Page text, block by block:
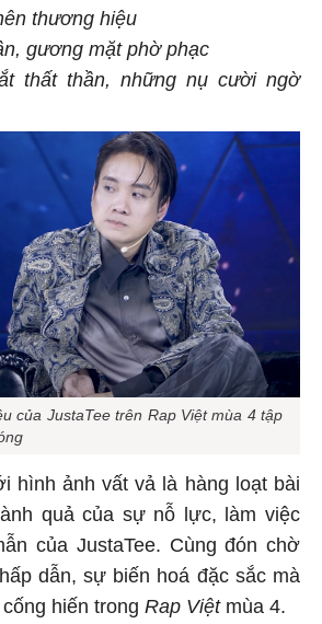
thương hiệu
gương mặt phờ phạc
thất thần, những nụ cười ngờ
của JustaTee trên Rap Việt mùa 4 tập
hình ảnh vất vả là hàng loạt bài
quả của sự nỗ lực, làm việc
của JustaTee. Cùng đón chờ
dẫn, sự biến hoá đặc sắc mà
hiến trong Rap Việtmùa 4.